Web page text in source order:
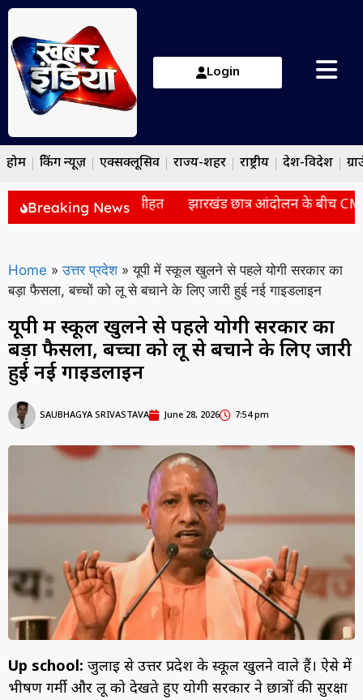
Login
होम ब्रेकिंग न्यूज़ एक्सक्लूसिव राज्य-शहर राष्ट्रीय देश-विदेश
Breaking News
हलचल, भाजपा ने दी नसीहत झारखंड छात्र आंदोलन के बीच CM
Home » उत्तर प्रदेश » यूपी में स्कूल खुलने से पहले योगी सरकार का
बड़ा फैसला, बच्चों को लू से बचाने के लिए जारी हुई नई गाइडलाइन
यूपी में स्कूल खुलने से पहले योगी सरकार का
बड़ा फैसला, बच्चों को लू से बचाने के लिए जारी
हुई नई गाइडलाइन
SAUBHAGYA SRIVASTAVA June 28, 2026 7:54 pm
Up school: जुलाई से उत्तर प्रदेश के स्कूल खुलने वाले हैं। ऐसे में
भीषण गर्मी और लू को देखते हुए योगी सरकार ने छात्रों की सुरक्षा